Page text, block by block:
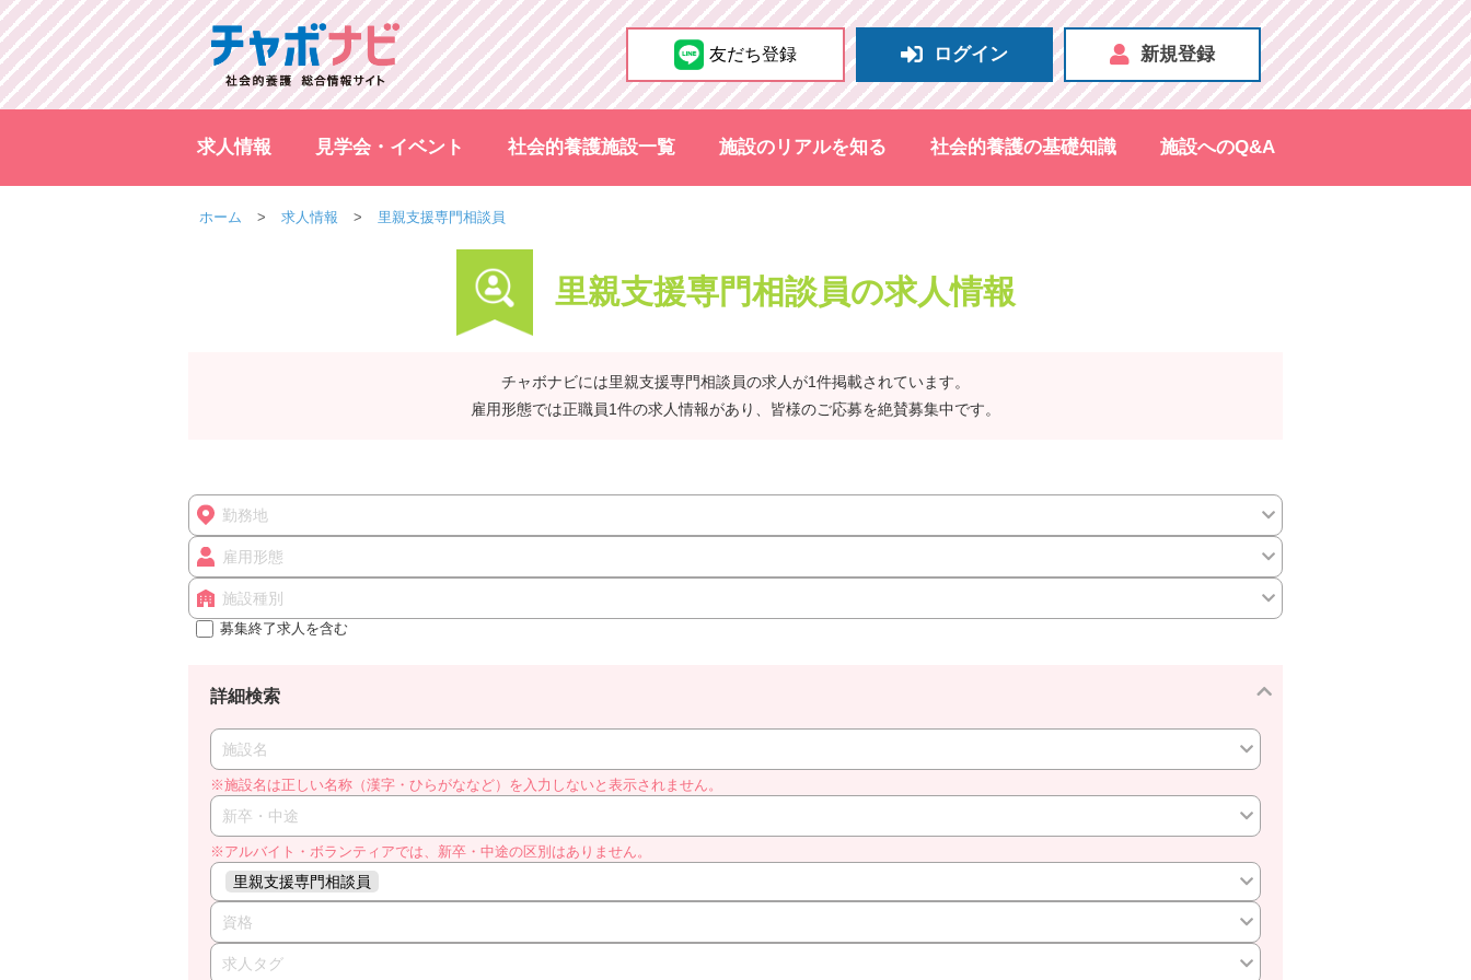
友だち登録 ログイン 新規登録
求人情報 見学会・イベント 社会的養護施設一覧 施設のリアルを知る 社会的養護の基礎知識 施設へのQ&A
ホーム 求人情報 里親支援専門相談員
里親支援専門相談員の求人情報
チャボナビには里親支援専門相談員の求人が1件掲載されています。
雇用形態では正職員1件の求人情報があり、皆様のご応募を絶賛募集中です。
勤務地
雇用形態
施設種別
募集終了求人を含む
詳細検索
施設名
※施設名は正しい名称（漢字・ひらがななど）を入力しないと表示されません。
新卒・中途
※アルバイト・ボランティアでは、新卒・中途の区別はありません。
里親支援専門相談員
資格
求人タグ